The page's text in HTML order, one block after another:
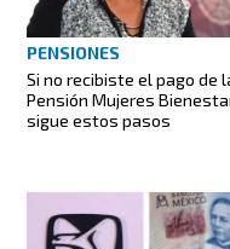
PENSIONES
Si no recibiste el pago de
Pensión Mujeres
sigue estos pasos